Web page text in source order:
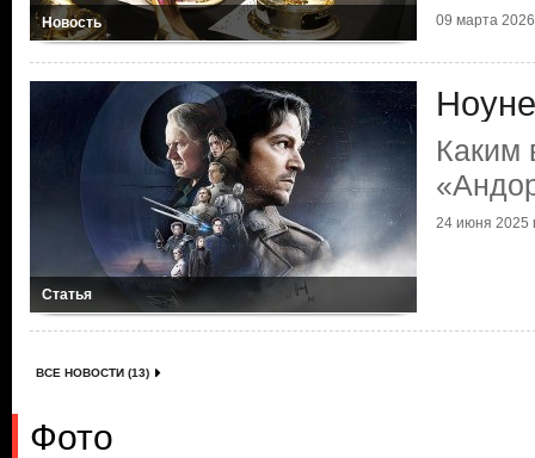
Новость 09 марта 2026
Статья
24 июня 2025
ВСЕ НОВОСТИ (13)
Фото